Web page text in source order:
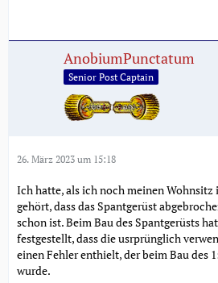
AnobiumPunctatum
Senior Post Captain
26. März 2023 um 15:18
Ich hatte, als ich noch meinen
gehört, dass das Spantgerüst
schon ist. Beim Bau des Spantgerüsts
festgestellt, dass die usrprünglich
einen Fehler enthielt, der beim Bau des
wurde.